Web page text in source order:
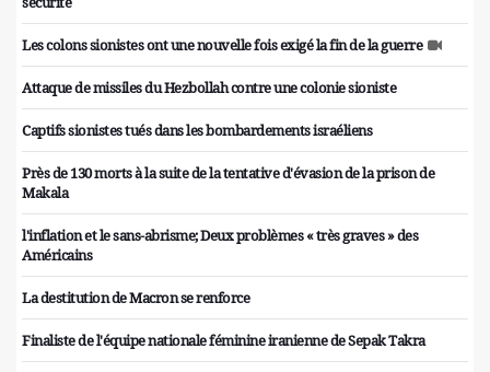
Les colons sionistes ont une nouvelle fois exigé la fin de la guerre
Attaque de missiles du Hezbollah contre une colonie sioniste
Captifs sionistes tués dans les bombardements israéliens
Près de 130 morts à la suite de la tentative d'évasion de la prison de
Makala
l'inflation et le sans-abrisme; Deux problèmes « très graves » des
Américains
La destitution de Macron se renforce
Finaliste de l'équipe nationale féminine iranienne de Sepak Takra